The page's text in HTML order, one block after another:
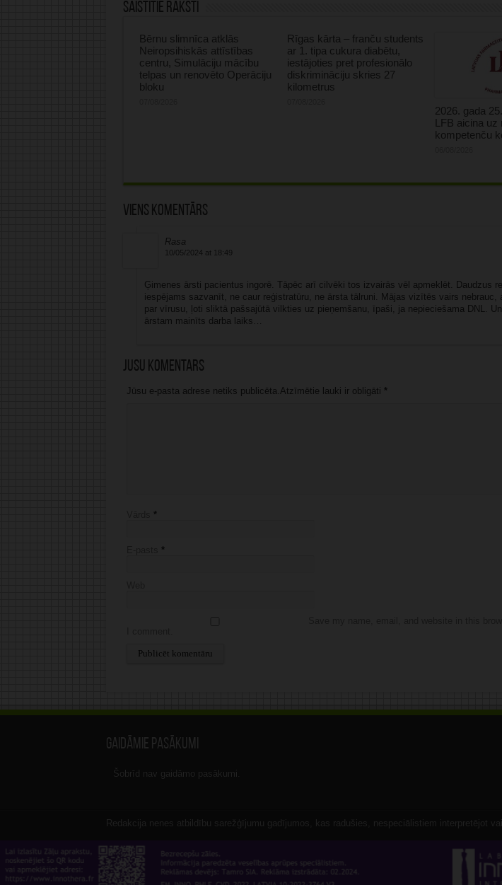
Saistītie raksti
Bērnu slimnīca atklās
Neiropsihiskās attīstības
centru, Simulāciju mācību
telpas un renovēto Operāciju
bloku
Rīgas kārta – franču students
ar 1. tipa cukura diabētu,
iestājoties pret profesionālo
diskrimināciju skries 27
kilometrus
2026. gada
LFB aicina
kompetenču
Viens komentārs
Rasa
10/05/2024 at 18:49
Ģimenes ārsti pacientus ingorē. Tāpēc arī cilvēki tos izvairās vēl apmeklēt. Daudzus
iespējams sazvanīt, ne caur reģistratūru, ne ārsta tālruni. Mājas vizītēs vairs nebrauc,
par vīrusu, ļoti sliktā pašsajūtā vilkties uz pieņemšanu, īpaši, ja nepieciešama DNL.
ārstam mainīts darba laiks…
Jūsu komentārs
Jūsu e-pasta adrese netiks publicēta.Atzīmētie lauki ir obligāti *
*
*
Gaidāmie pasākumi
Šobrīd nav gaidāmo pasākumi.
Redakcija nenes atbildību sarežģījumu gadījumos, kas radušies, nespeciālistiem interpretējot